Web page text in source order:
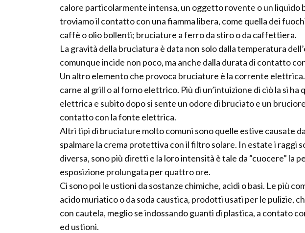
calore particolarmente intensa, un oggetto rovente o un liquido
troviamo il contatto con una fiamma libera, come quella dei
caffè o olio bollenti; bruciature a ferro da stiro o da caffettiera.
La gravità della bruciatura è data non solo dalla temperatura
comunque incide non poco, ma anche dalla durata di contatto
Un altro elemento che provoca bruciature è la corrente elettrica.
carne al grill o al forno elettrico. Più di un’intuizione di ciò la si ha
elettrica e subito dopo si sente un odore di bruciato e un
contatto con la fonte elettrica.
Altri tipi di bruciature molto comuni sono quelle estive causate
spalmare la crema protettiva con il filtro solare. In estate i raggi
diversa, sono più diretti e la loro intensità è tale da “cuocere” la
esposizione prolungata per quattro ore.
Ci sono poi le ustioni da sostanze chimiche, acidi o basi. Le più
acido muriatico o da soda caustica, prodotti usati per le pulizie,
con cautela, meglio se indossando guanti di plastica, a contato
ed ustioni.